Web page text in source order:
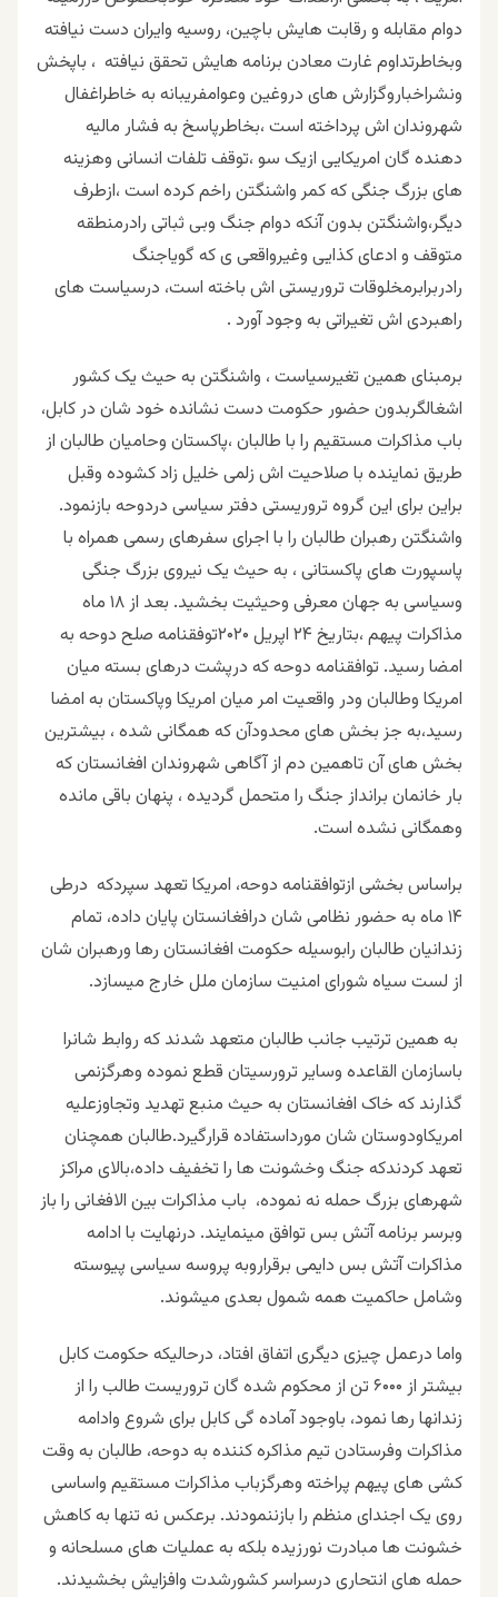
دوام مقابله و رقابت هایش باچین، روسیه وایران دست نیافته
وبخاطرتداوم غارت معادن برنامه هایش تحقق نیافته ، باپخش
ونشراخباروگزارش های دروغین وعوامفریبانه به خاطراغفال
شهروندان اش پرداخته است ،بخاطرپاسخ به فشار مالیه
دهنده گان امریکایی ازیک سو ،توقف تلفات انسانی وهزینه
های بزرگ جنگی که کمر واشنگتن راخم کرده است ،ازطرف
دیگر،واشنگتن بدون آنکه دوام جنگ وبی ثباتی رادرمنطقه
متوقف و ادعای کذایی وغیرواقعی ی که گویاجنگ
رادربرابرمخلوقات تروریستی اش باخته است، درسیاست های
راهبردی اش تغیراتی به وجود آورد .
برمبنای همین تغیرسیاست ، واشنگتن به حیث یک کشور
اشغالگربدون حضور حکومت دست نشانده خود شان در کابل،
باب مذاکرات مستقیم را با طالبان ،پاکستان وحامیان طالبان از
طریق نماینده با صلاحیت اش زلمی خلیل زاد کشوده وقبل
براین برای این گروه تروریستی دفتر سیاسی دردوحه بازنمود.
واشنگتن رهبران طالبان را با اجرای سفرهای رسمی همراه با
پاسپورت های پاکستانی ، به حیث یک نیروی بزرگ جنگی
وسیاسی به جهان معرفی وحیثیت بخشید. بعد از ۱۸ ماه
مذاکرات پیهم ،بتاریخ ۲۴ اپریل ۲۰۲۰توفقنامه صلح دوحه به
امضا رسید. توافقنامه دوحه که درپشت درهای بسته میان
امریکا وطالبان ودر واقعیت امر میان امریکا وپاکستان به امضا
رسید،به جز بخش های محدودآن که همگانی شده ، بیشترین
بخش های آن تاهمین دم از آگاهی شهروندان افغانستان که
بار خانمان برانداز جنگ را متحمل گردیده ، پنهان باقی مانده
وهمگانی نشده است.
براساس بخشی ازتوافقنامه دوحه، امریکا تعهد سپردکه درطی
۱۴ ماه به حضور نظامی شان درافغانستان پایان داده، تمام
زندانیان طالبان رابوسیله حکومت افغانستان رها ورهبران شان
از لست سیاه شورای امنیت سازمان ملل خارج میسازد.
به همین ترتیب جانب طالبان متعهد شدند که روابط شانرا
باسازمان القاعده وسایر ترورسیتان قطع نموده وهرگزنمی
گذارند که خاک افغانستان به حیث منبع تهدید وتجاوزعلیه
امریکاودوستان شان مورداستفاده قرارگیرد.طالبان همچنان
تعهد کردندکه جنگ وخشونت ها را تخفیف داده،بالای مراکز
شهرهای بزرگ حمله نه نموده، باب مذاکرات بین الافغانی را باز
وبرسر برنامه آتش بس توافق مینمایند. درنهایت با ادامه
مذاکرات آتش بس دایمی برقراروبه پروسه سیاسی پیوسته
وشامل حاکمیت همه شمول بعدی میشوند.
واما درعمل چیزی دیگری اتفاق افتاد، درحالیکه حکومت کابل
بیشتر از ۶۰۰۰ تن از محکوم شده گان تروریست طالب را از
زندانها رها نمود، باوجود آماده گی کابل برای شروع وادامه
مذاکرات وفرستادن تیم مذاکره کننده به دوحه، طالبان به وقت
کشی های پیهم پراخته وهرگزباب مذاکرات مستقیم واساسی
روی یک اجندای منظم را بازننمودند. برعکس نه تنها به کاهش
خشونت ها مبادرت نورزیده بلکه به عملیات های مسلحانه و
حمله های انتحاری درسراسر کشورشدت وافزایش بخشیدند.